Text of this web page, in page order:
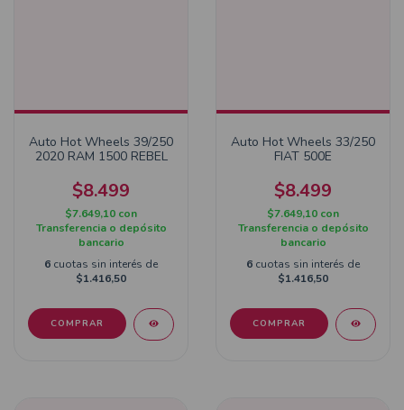
Auto Hot Wheels 39/250
2020 RAM 1500 REBEL
$8.499
$7.649,10 con
Transferencia o depósito
bancario
6 cuotas sin interés de
$1.416,50
Auto Hot Wheels 33/250
FIAT 500E
$8.499
$7.649,10 con
Transferencia o depósito
bancario
6 cuotas sin interés de
$1.416,50